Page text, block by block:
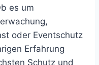
es um
oder Eventschutz
Erfahrung
Schutz und